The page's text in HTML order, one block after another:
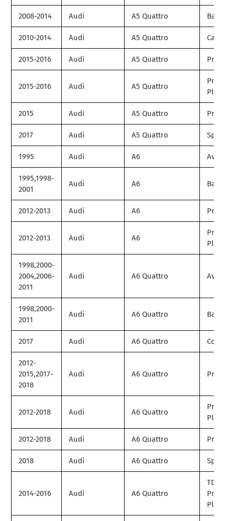
2008-2014 Audi A5 Quattro Base
2010-2014 Audi A5 Quattro
2015-2016 Audi A5 Quattro
2015-2016 Audi A5 Quattro
Plus
2015 Audi A5 Quattro
2017 Audi A5 Quattro Sport
1995 Audi A6
1995,1998-
2001
Audi A6 Base
2012-2013 Audi A6
2012-2013 Audi A6
Plus
1998,2000-
2004,2006-
2011
Audi A6 Quattro
1998,2000-
2011
Audi A6 Quattro Base
2017 Audi A6 Quattro
2012-
2015,2017-
2018
Audi A6 Quattro
2012-2018 Audi A6 Quattro
Plus
2012-2018 Audi A6 Quattro
2018 Audi A6 Quattro Sport
2014-2016 Audi A6 Quattro
TDI
Plus